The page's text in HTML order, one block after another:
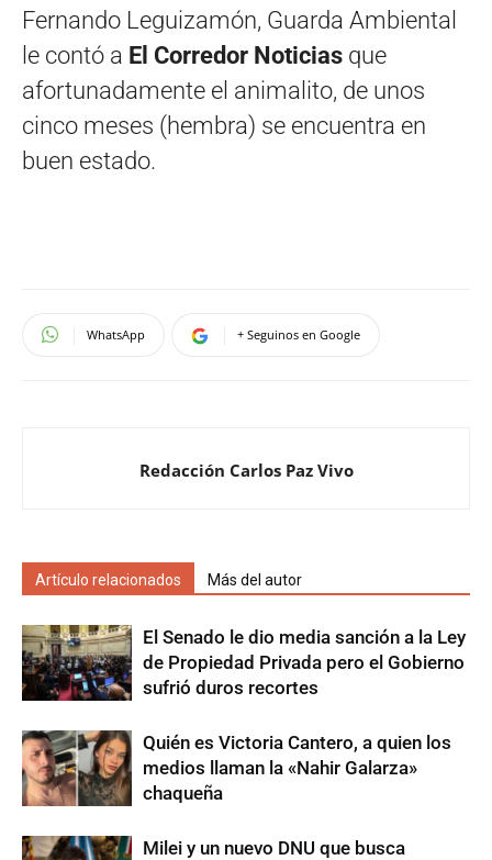
Fernando Leguizamón, Guarda Ambiental
le contó a El Corredor Noticias que
afortunadamente el animalito, de unos
cinco meses (hembra) se encuentra en
buen estado.
WhatsApp + Seguinos en Google
Redacción Carlos Paz Vivo
Artículo relacionados Más del autor
El Senado le dio media sanción a la Ley
de Propiedad Privada pero el Gobierno
sufrió duros recortes
Quién es Victoria Cantero, a quien los
medios llaman la «Nahir Galarza»
chaqueña
Milei y un nuevo DNU que busca